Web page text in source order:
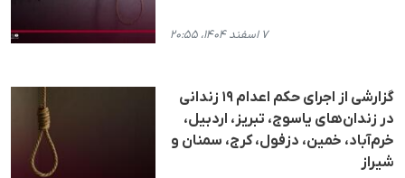
۷ اسفند ۱۴۰۴، ۲۰:۵۵
گزارشی از اجرای حکم اعدام ١٩ زندانی
در زندان‌های یاسوج، تبریز، اردبیل،
خرم‌آباد، خمین، دزفول، کرج، سمنان و
شیراز